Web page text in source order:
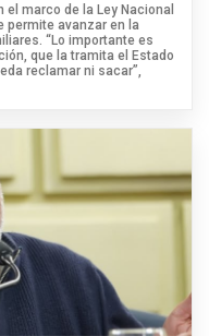
marco de la Ley Nacional
permite avanzar en la
“Lo importante es
que la tramita el Estado
reclamar ni sacar”,